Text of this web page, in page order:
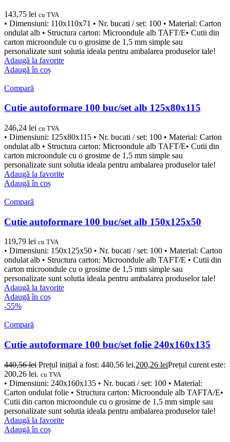
143,75 lei cu TVA
• Dimensiuni: 110x110x71 • Nr. bucati / set: 100 • Material: Carton
ondulat alb • Structura carton: Microondule alb TAFT/E• Cutii din
carton microondule cu o grosime de 1,5 mm simple sau
personalizate sunt solutia ideala pentru ambalarea produselor tale!
Adaugă la favorite
Adaugă în coș
Compară
Cutie autoformare 100 buc/set alb 125x80x115
246,24 lei cu TVA
• Dimensiuni: 125x80x115 • Nr. bucati / set: 100 • Material: Carton
ondulat alb • Structura carton: Microondule alb TAFT/E• Cutii din
carton microondule cu o grosime de 1,5 mm simple sau
personalizate sunt solutia ideala pentru ambalarea produselor tale!
Adaugă la favorite
Adaugă în coș
Compară
Cutie autoformare 100 buc/set alb 150x125x50
119,79 lei cu TVA
• Dimensiuni: 150x125x50 • Nr. bucati / set: 100 • Material: Carton
ondulat alb • Structura carton: Microondule alb TAFT/E • Cutii din
carton microondule cu o grosime de 1,5 mm simple sau
personalizate sunt solutia ideala pentru ambalarea produselor tale!
Adaugă la favorite
Adaugă în coș
-55%
Compară
Cutie autoformare 100 buc/set folie 240x160x135
440,56lei Prețul inițial a fost: 440,56 lei.200,26 leiPrețul curent este:
200,26 lei. cu TVA
• Dimensiuni: 240x160x135 • Nr. bucati / set: 100 • Material:
Carton ondulat folie • Structura carton: Microondule alb TAFTA/E•
Cutii din carton microondule cu o grosime de 1,5 mm simple sau
personalizate sunt solutia ideala pentru ambalarea produselor tale!
Adaugă la favorite
Adaugă în coș